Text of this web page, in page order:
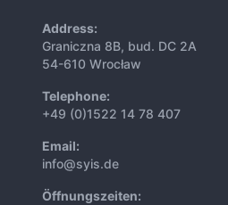
Address:
Graniczna 8B, bud. DC 2A
54-610 Wrocław
Telephone:
+49 (0)1522 14 78 407
Email:
info@syis.de
Öffnungszeiten: